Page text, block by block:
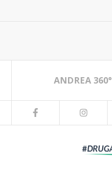
ANDREA 360°